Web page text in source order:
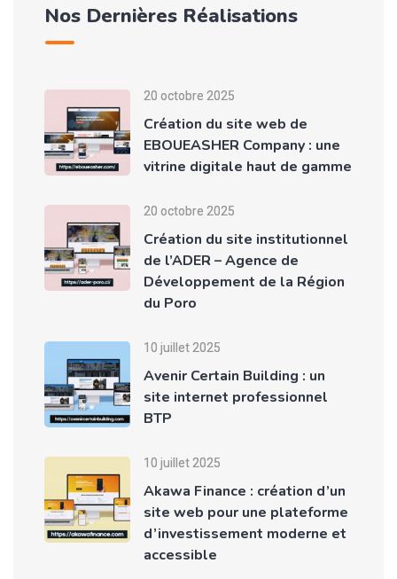
Nos Dernières Réalisations
20 octobre 2025
Création du site web de
EBOUEASHER Company : une
vitrine digitale haut de gamme
20 octobre 2025
Création du site institutionnel
de l’ADER – Agence de
Développement de la Région
du Poro
10 juillet 2025
Avenir Certain Building : un
site internet professionnel
BTP
10 juillet 2025
Akawa Finance : création d’un
site web pour une plateforme
d’investissement moderne et
accessible